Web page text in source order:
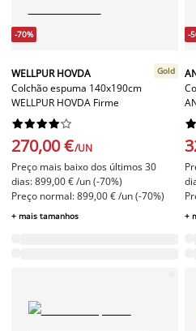
-70%
WELLPUR HOVDA
Colchão espuma 140x190cm
WELLPUR HOVDA Firme
Gold






270,00 €/UN
Preço mais baixo dos últimos 30
dias: 899,00 € /un (-70%)
Preço normal: 899,00 € /un (-70%)
+ mais tamanhos
-


+